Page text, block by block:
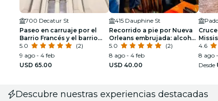
700 Decatur St
Paseo en carruaje por el
Barrio Francés y el barrio
Marigny de Nueva Orleans
5.0
(2)
9 ago - 4 feb
USD 65.00
415 Dauphine St
Recorrido a pie por Nueva
Orleans embrujada: alcohol
y fantasmas
5.0
(2)
8 ago - 4 feb
USD 40.00
4.6
8 ago
Desde
Descubre nuestras experiencias destacadas